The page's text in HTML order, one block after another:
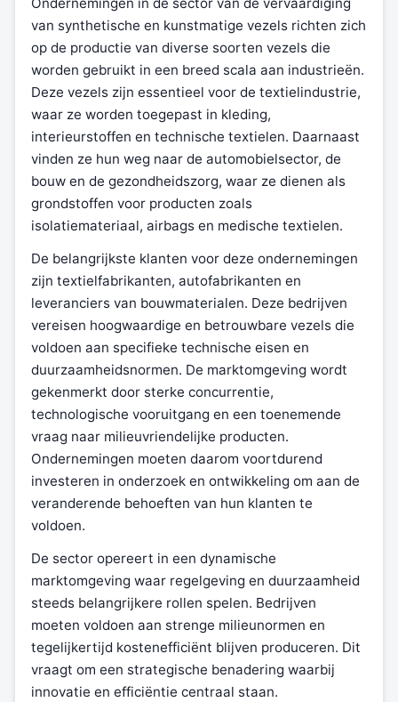
Ondernemingen in de sector van de vervaardiging
van synthetische en kunstmatige vezels richten zich
op de productie van diverse soorten vezels die
worden gebruikt in een breed scala aan industrieën.
Deze vezels zijn essentieel voor de textielindustrie,
waar ze worden toegepast in kleding,
interieurstoffen en technische textielen. Daarnaast
vinden ze hun weg naar de automobielsector, de
bouw en de gezondheidszorg, waar ze dienen als
grondstoffen voor producten zoals
isolatiemateriaal, airbags en medische textielen.
De belangrijkste klanten voor deze ondernemingen
zijn textielfabrikanten, autofabrikanten en
leveranciers van bouwmaterialen. Deze bedrijven
vereisen hoogwaardige en betrouwbare vezels die
voldoen aan specifieke technische eisen en
duurzaamheidsnormen. De marktomgeving wordt
gekenmerkt door sterke concurrentie,
technologische vooruitgang en een toenemende
vraag naar milieuvriendelijke producten.
Ondernemingen moeten daarom voortdurend
investeren in onderzoek en ontwikkeling om aan de
veranderende behoeften van hun klanten te
voldoen.
De sector opereert in een dynamische
marktomgeving waar regelgeving en duurzaamheid
steeds belangrijkere rollen spelen. Bedrijven
moeten voldoen aan strenge milieunormen en
tegelijkertijd kostenefficiënt blijven produceren. Dit
vraagt om een strategische benadering waarbij
innovatie en efficiëntie centraal staan.